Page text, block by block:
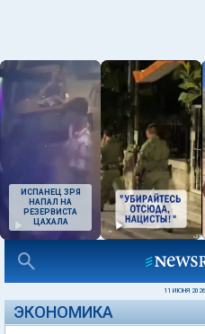
ИСПАНЕЦ ЗРЯ
НАПАЛ НА
РЕЗЕРВИСТА
ЦАХАЛА
11 ИЮНЯ 2026
ЭКОНОМИКА